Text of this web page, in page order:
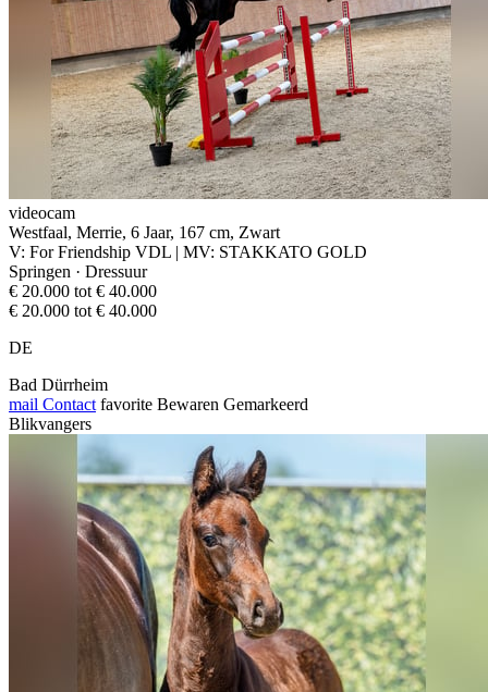
videocam
Westfaal, Merrie, 6 Jaar, 167 cm, Zwart
V: For Friendship VDL | MV: STAKKATO GOLD
Springen · Dressuur
€ 20.000 tot € 40.000
€ 20.000 tot € 40.000
DE
Bad Dürrheim
mail Contact favorite Bewaren Gemarkeerd
Blikvangers